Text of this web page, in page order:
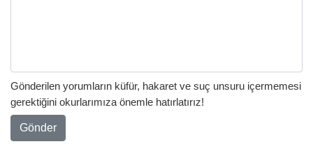
Gönderilen yorumların küfür, hakaret ve suç unsuru içermemesi
gerektiğini okurlarımıza önemle hatırlatırız!
Gönder